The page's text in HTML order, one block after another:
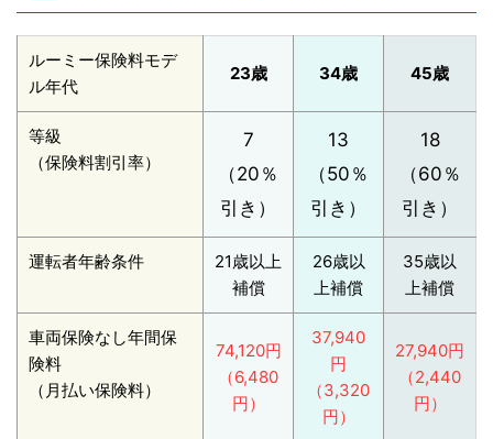
ルーミー保険料モデ
ル年代
23歳 34歳 45歳
等級
（保険料割引率）
7
（20％
引き）
13
（50％
引き）
18
（60％
引き）
運転者年齢条件
21歳以上
補償
26歳以
上補償
35歳以
上補償
車両保険なし年間保
険料
（月払い保険料）
74,120円
（6,480
円）
37,940
円
（3,320
円）
27,940円
（2,440
円）